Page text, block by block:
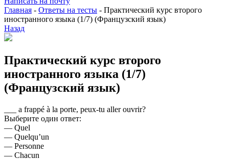
Главная - Ответы на тесты - Практический курс второго
иностранного языка (1/7) (Французский язык)
Назад
Практический курс второго
иностранного языка (1/7)
(Французский язык)
___ a frappé à la porte, peux-tu aller ouvrir?
Выберите один ответ:
— Quel
— Quelqu’un
— Personne
— Chacun